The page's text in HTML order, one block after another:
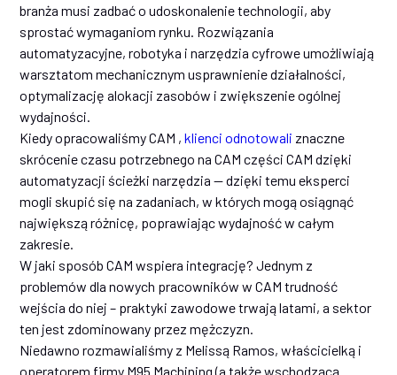
branża musi zadbać o udoskonalenie technologii, aby
sprostać wymaganiom rynku. Rozwiązania
automatyzacyjne, robotyka i narzędzia cyfrowe umożliwiają
warsztatom mechanicznym usprawnienie działalności,
optymalizację alokacji zasobów i zwiększenie ogólnej
wydajności.
Kiedy opracowaliśmy CAM ,klienci odnotowali znaczne
skrócenie czasu potrzebnego na CAM części CAM dzięki
automatyzacji ścieżki narzędzia — dzięki temu eksperci
mogli skupić się na zadaniach, w których mogą osiągnąć
największą różnicę, poprawiając wydajność w całym
zakresie.
W jaki sposób CAM wspiera integrację? Jednym z
problemów dla nowych pracowników w CAM trudność
wejścia do niej – praktyki zawodowe trwają latami, a sektor
ten jest zdominowany przez mężczyzn.
Niedawno rozmawialiśmy z Melissą Ramos, właścicielką i
operatorem firmy M95 Machining (a także wschodzącą